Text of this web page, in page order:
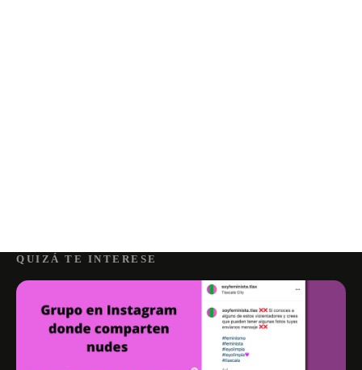
QUIZÁ TE INTERESE